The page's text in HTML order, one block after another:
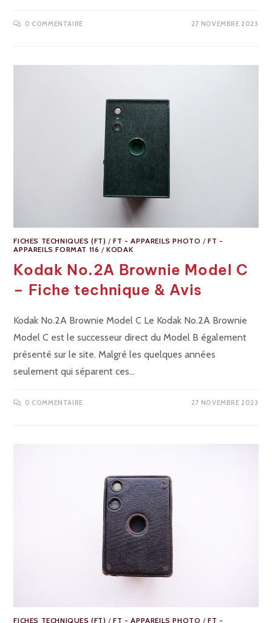
0 COMMENTAIRE 27 NOVEMBRE 2023
FICHES TECHNIQUES (FT) /FT - APPAREILS PHOTO /FT -
APPAREILS FORMAT 116 /KODAK
Kodak No.2A Brownie Model C
– Fiche technique & Avis
Kodak No.2A Brownie Model C Le Kodak No.2A Brownie
Model C est le successeur direct du Model B également
présenté sur le site. Malgré les quelques années
seulement qui séparent ces…
0 COMMENTAIRE 27 NOVEMBRE 2023
FICHES TECHNIQUES (FT) /FT - APPAREILS PHOTO /FT -